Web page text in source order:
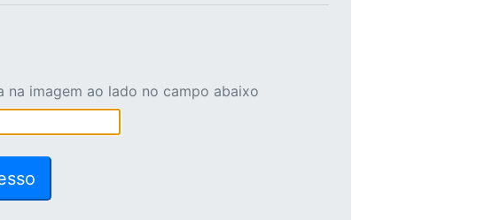
na imagem ao lado no campo abaixo